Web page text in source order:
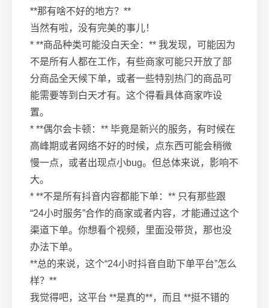
**那有啥不好的地方？**
当然有啦，没有完美的事儿！
* **商品种类可能没白天全：** 我发现，可能因为
不是所有人都在工作，有些商家可能只开放了部
分商品全天候下单，或者一些特别热门的商品可
能需要等到白天才有。这个得看具体商家咋设
置。
* **偶尔会卡顿：** 毕竟是新兴的服务，有时候在
高峰期或者网络不好的时候，点东西可能会稍微
慢一点，或者出现点小bug。但总体来说，影响不
大。
* **不是所有抖音内容都能下单：** 只有那些跟
“24小时服务”合作的商家或者内容，才能通过这个
渠道下单。你想看个视频，里面没带货，那也没
办法下单。
**总的来说，这个“24小时抖音自助下单平台”怎么
样？**
我觉得吧，这平台 **是真的**，而且 **挺不错的